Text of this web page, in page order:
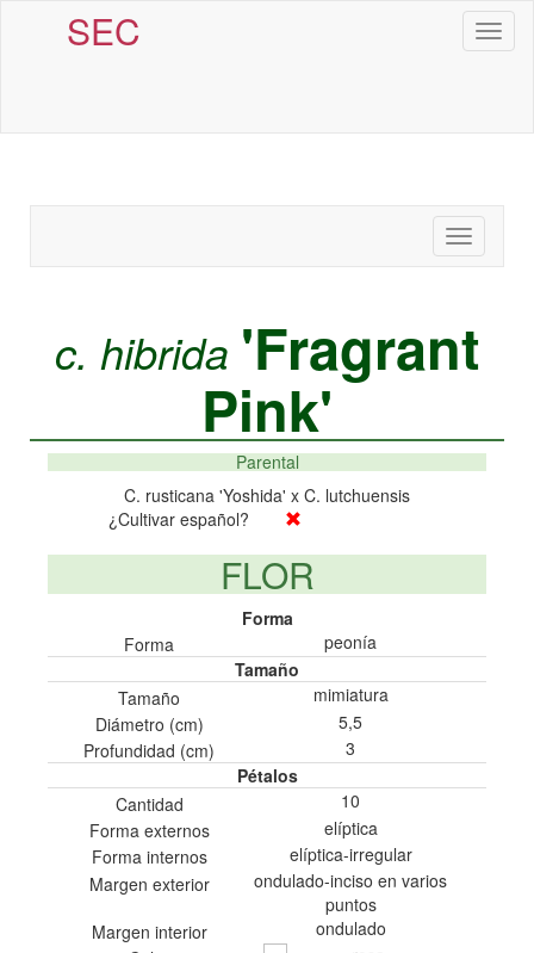
SEC
Toggle
navigation
c. hibrida 'Fragrant
Pink'
Parental
C. rusticana 'Yoshida' x C. lutchuensis
¿Cultivar español?
FLOR
Forma
Forma
peoní­a
Tamaño
Tamaño
mimiatura
Diámetro (cm)
5,5
Profundidad (cm)
3
Pétalos
Cantidad
10
Forma externos
elí­ptica
Forma internos
elí­ptica-irregular
Margen exterior
ondulado-inciso en varios
puntos
Margen interior
ondulado